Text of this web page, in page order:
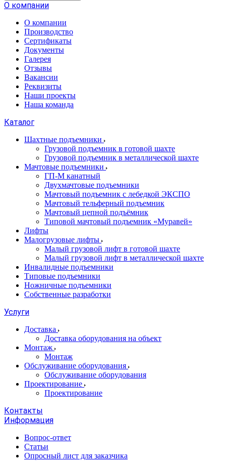
О компании
О компании
Производство
Сертификаты
Документы
Галерея
Отзывы
Вакансии
Реквизиты
Наши проекты
Наша команда
Каталог
Шахтные подъемники
Грузовой подъемник в готовой шахте
Грузовой подъемник в металлической шахте
Мачтовые подъемники
ГП-М канатный
Двухмачтовые подъемники
Мачтовый подъемник с лебедкой ЭКСПО
Мачтовый тельферный подъемник
Мачтовый цепной подъёмник
Типовой мачтовый подъемник «Муравей»
Лифты
Малогрузовые лифты
Малый грузовой лифт в готовой шахте
Малый грузовой лифт в металлической шахте
Инвалидные подъемники
Типовые подъемники
Ножничные подъемники
Собственные разработки
Услуги
Доставка
Доставка оборудования на объект
Монтаж
Монтаж
Обслуживание оборудования
Обслуживание оборудования
Проектирование
Проектирование
Контакты
Информация
Вопрос-ответ
Статьи
Опросный лист для заказчика